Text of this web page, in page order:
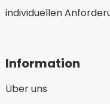
individuellen
Information
Über uns